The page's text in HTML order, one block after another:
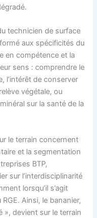
technicien de surface
aux spécificités du
en compétence et la
sens : comprendre le
l’intérêt de conserver
végétale, ou
sur la santé de la
le terrain concernent
et la segmentation
BTP,
sur l’interdisciplinarité
lorsqu’il s’agit
Ainsi, le bananier,
», devient sur le terrain